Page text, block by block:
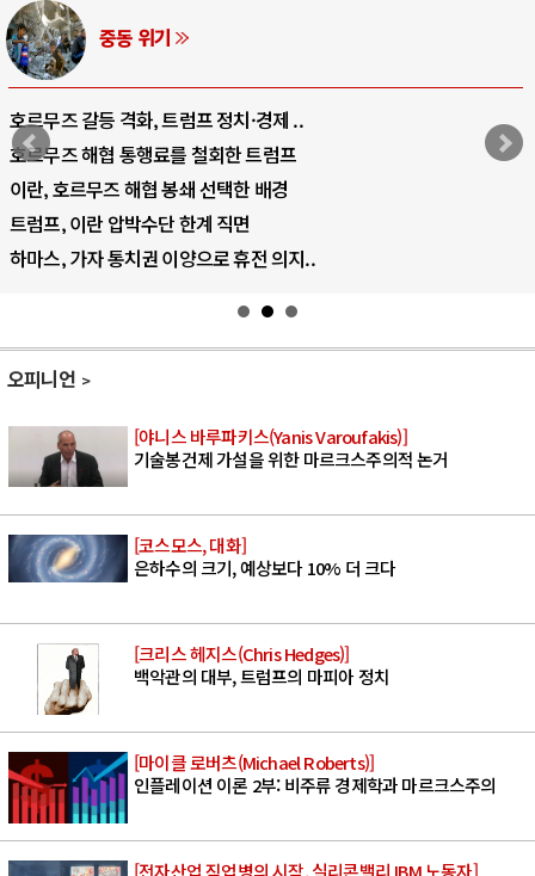
AI와 인간
중국 AI, 저가 공세로 글로벌 토큰 시..
AI 국부펀드 구상 놓고 미국 진보진영 ..
AI 데이터센터 반대 투쟁은 새로운 글로..
AI의 숨은 환경 비용: 데이터센터 확산..
AI는 어떻게 미국 민주주의를 잠식하고 ..
오피니언
[야니스 바루파키스(Yanis Varoufakis)]
기술봉건제 가설을 위한 마르크스주의적 논거
[코스모스, 대화]
은하수의 크기, 예상보다 10% 더 크다
[크리스 헤지스(Chris Hedges)]
백악관의 대부, 트럼프의 마피아 정치
[마이클 로버츠(Michael Roberts)]
인플레이션 이론 2부: 비주류 경제학과 마르크스주의
[전자산업 직업병의 시작, 실리콘밸리 IBM 노동자]